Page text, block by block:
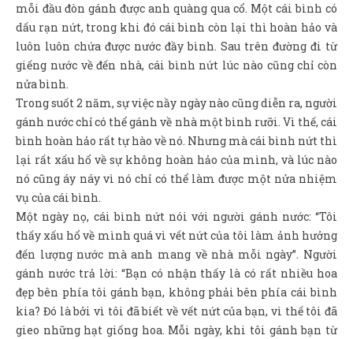
Sản Phẩm
Giúp đỡ
Liên hệ
mỗi đầu đòn gánh được anh quàng qua cổ. Một cái bình có
dấu rạn nứt, trong khi đó cái bình còn lại thì hoàn hảo và
luôn luôn chứa được nước đầy bình. Sau trên đường đi từ
giếng nước về đến nhà, cái bình nứt lúc nào cũng chỉ còn
nửa bình.
Trong suốt 2 năm, sự việc nầy ngày nào cũng diễn ra, người
gánh nước chỉ có thể gánh về nhà một bình rưỡi. Vì thế, cái
bình hoàn hảo rất tự hào về nó. Nhưng mà cái bình nứt thì
lại rất xấu hổ về sự không hoàn hảo của mình, và lúc nào
nó cũng áy náy vì nó chỉ có thể làm được một nửa nhiệm
vụ của cái bình.
Một ngày nọ, cái bình nứt nói với người gánh nước: “Tôi
thấy xấu hổ về mình quá vì vết nứt của tôi làm ảnh hưởng
đến lượng nước mà anh mang về nhà mỗi ngày”. Người
gánh nước trả lời: “Bạn có nhận thấy là có rất nhiều hoa
đẹp bên phía tôi gánh bạn, không phải bên phía cái bình
kia? Đó là bởi vì tôi đã biết về vết nứt của bạn, vì thế tôi đã
gieo những hạt giống hoa. Mỗi ngày, khi tôi gánh bạn từ